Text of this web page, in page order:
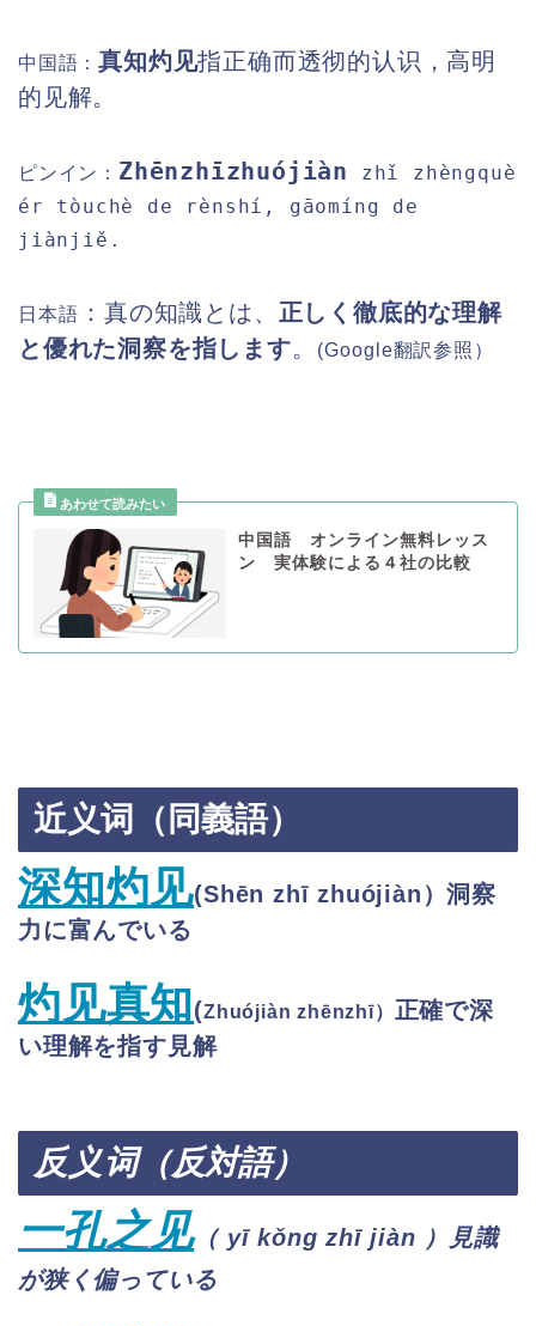
中国語：真知灼见指正确而透彻的认识，高明
的见解。
ピンイン ： Zhēnzhīzhuójiàn
zhǐ zhèngquè
ér tòuchè de rènshí, gāomíng de
jiànjiě.
日本語 ： 真の知識とは、 正しく徹底的な理解
と優れた洞察を指します。 (Google翻訳参照）
中国語 オンライン無料レッス
ン 実体験による４社の比較
近义词（同義語）
深知灼见(Shēn zhī zhuójiàn ）洞察
力に富んでいる
灼见真知(Zhuójiàn zhēnzhī） 正確で深
い理解を指す見解
反义词（反対語）
一孔之见（ yī kǒng zhī jiàn ）見識
が狭く偏っている